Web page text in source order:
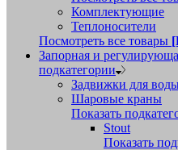
Комплектующие
Теплоносители
Посмотреть все товары
Запорная и
подкатегории
Задвижки для
Шаровые краны
Показать
Stout
Показать